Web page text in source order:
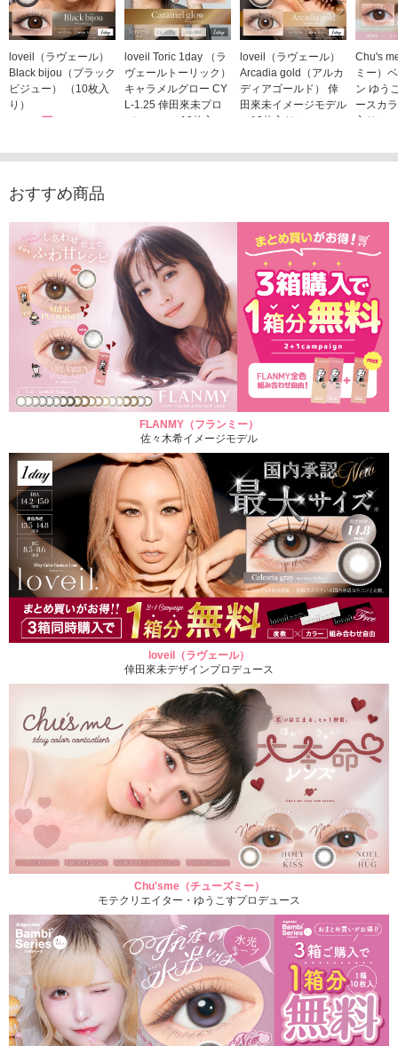
loveil（ラヴェール）
Black bijou（ブラック
ビジュー） （10枚入
り）
1,760円
loveil Toric 1day （ラ
ヴェールトーリック）
キャラメルグロー CY
L-1.25 倖田來未プロ
デュース （10枚入
1,760円(税込)
loveil（ラヴェール）
Arcadia gold（アルカ
ディアゴールド） 倖
田來未イメージモデル
（10枚入り）
Chu's
ミー）
ン ゆう
ースカ
入り）
おすすめ商品
FLANMY（フランミー）
佐々木希イメージモデル
loveil（ラヴェール）
倖田來未デザインプロデュース
Chu'sme（チューズミー）
モテクリエイター・ゆうこすプロデュース